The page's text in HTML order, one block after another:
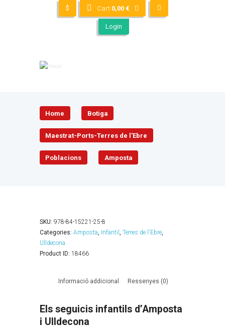
$ Cart 0,00 €
Login
Home Botiga
Maestrat-Ports-Terres de l'Ebre
Poblacions Amposta
SKU: 978-84-15221-25-8
Categories: Amposta, Infantil , Terres de l'Ebre,
Ulldecona
Product ID: 18466
Informació addicional Ressenyes (0)
Els seguicis infantils d’Amposta
i Ulldecona